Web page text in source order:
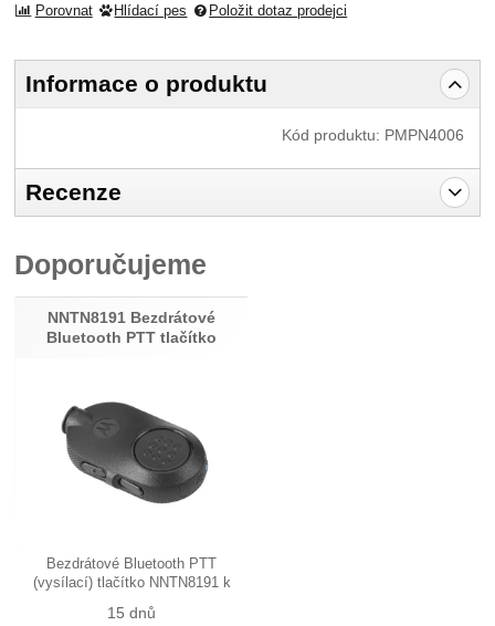
Porovnat Hlídací pes Položit dotaz prodejci
Informace o produktu
Kód produktu: PMPN4006
Recenze
Recenze
Nebyla přidána žádná recenze.
Doporučujeme
NNTN8191 Bezdrátové
Bluetooth PTT tlačítko
Bezdrátové Bluetooth PTT
(vysílací) tlačítko NNTN8191 k
15 dnů